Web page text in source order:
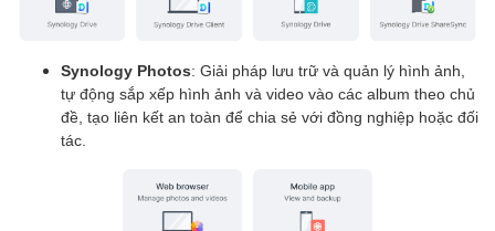
Synology Photos: Giải pháp lưu trữ và quản lý hình ảnh,
tự động sắp xếp hình ảnh và video vào các album theo chủ
đề, tạo liên kết an toàn để chia sẻ với đồng nghiệp hoặc đối
tác.